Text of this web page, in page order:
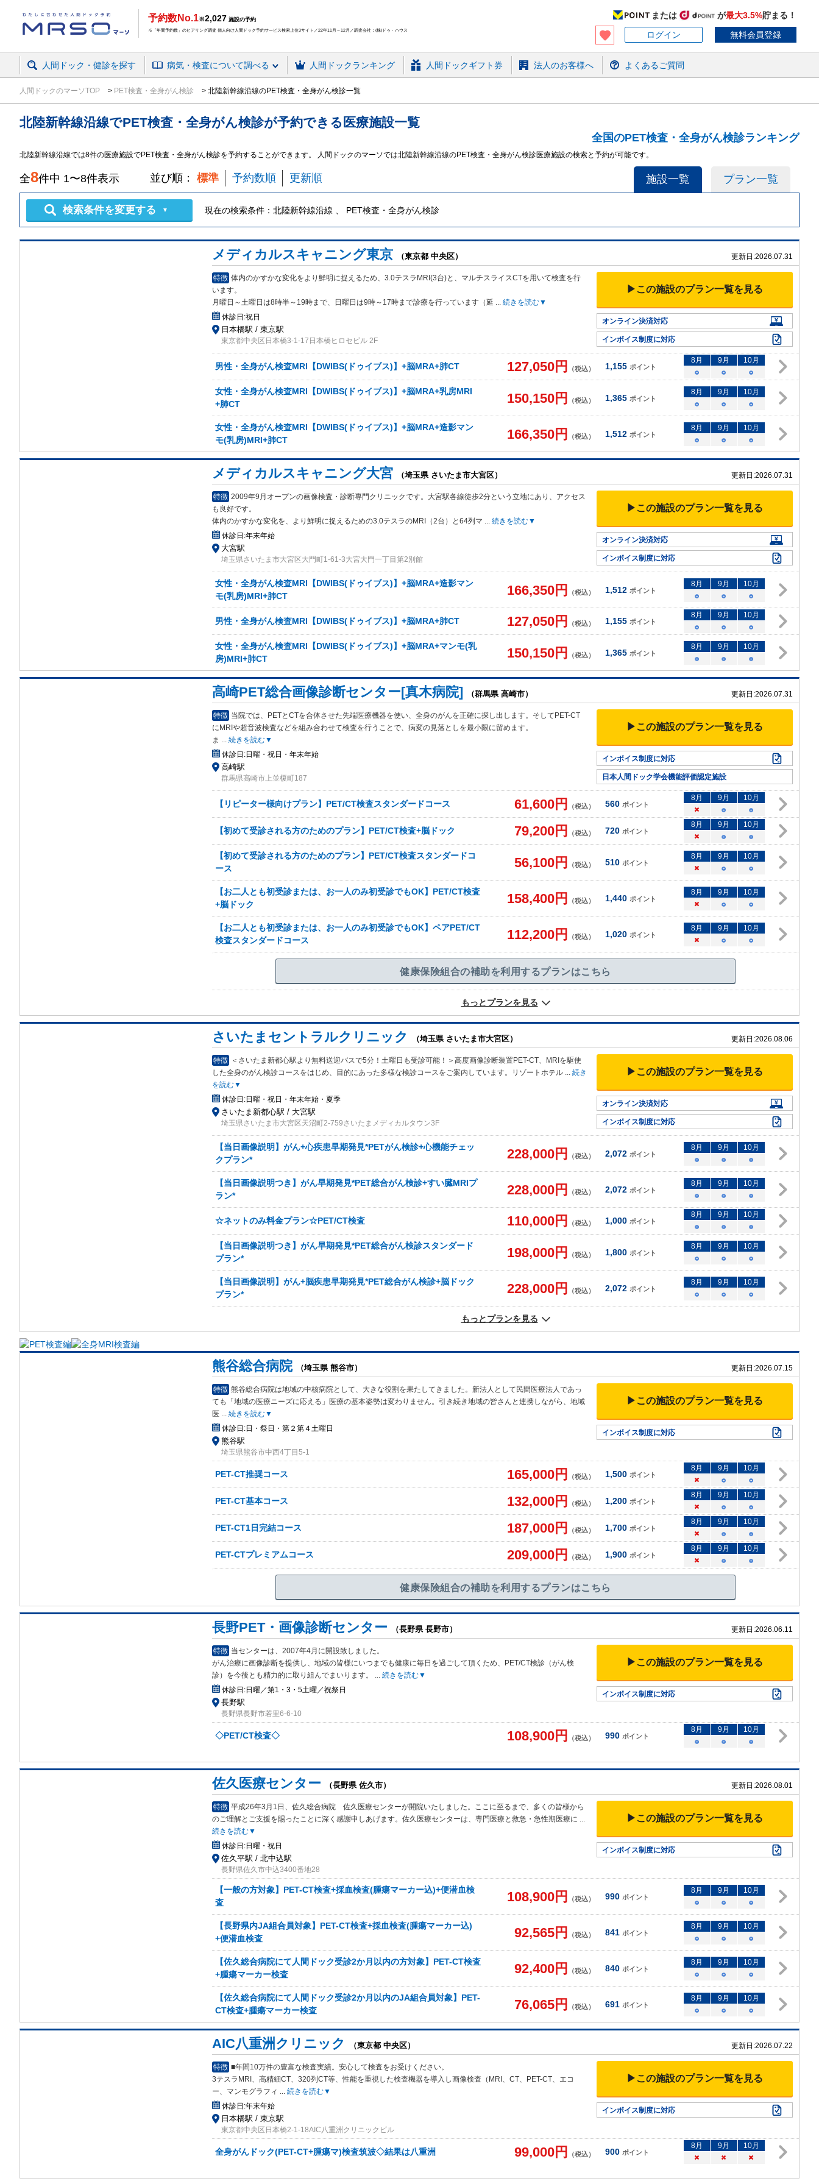
予約数No.1※2,027 施設の予約
※「年間予約数」のヒアリング調査 個人向け人間ドック予約サービス検索上位3サイト／22年11月～12月／調査会社：(株)ドゥ・ハウス
または が最大3.5%貯まる！
ログイン
無料会員登録
人間ドック・健診を探す 病気・検査について調べる 人間ドックランキング 人間ドックギフト券 法人のお客様へ よくあるご質問
人間ドックのマーソTOP PET検査・全身がん検診 北陸新幹線沿線のPET検査・全身がん検診一覧
北陸新幹線沿線でPET検査・全身がん検診が予約できる 医療施設一覧
全国のPET検査・全身がん検診ランキング
北陸新幹線沿線では8件の医療施設でPET検査・全身がん検診を予約することができます。 人間ドックのマーソでは北陸新幹線沿線のPET検査・全身がん検診医療施設の検索と予約が可能です。
施設一覧 プラン一覧
全8件中 1〜8件表示 並び順： 標準 予約数順 更新順
検索条件を変更する ▼ 現在の検索条件： 北陸新幹線沿線 、 PET検査・全身がん検診
メディカルスキャニング東京 （東京都 中央区） 更新日:2026.07.31
特徴 体内のかすかな変化をより鮮明に捉えるため、3.0テスラMRI(3台)と、マルチスライスCTを用いて検査を行
います。
月曜日～土曜日は8時半～19時まで、日曜日は9時～17時まで診療を行っています（延 ... 続きを読む▼
休診日:祝日
日本橋駅 / 東京駅
東京都中央区日本橋3-1-17日本橋ヒロセビル 2F
▶この施設のプラン一覧を見る
オンライン決済対応
インボイス制度に対応
男性・全身がん検査MRI【DWIBS(ドゥイブス)】+脳MRA+肺CT 127,050円 （税込） 1,155 ポイント
8月 9月 10月
○
○ ○
女性・全身がん検査MRI【DWIBS(ドゥイブス)】+脳MRA+乳房MRI
+肺CT
150,150円 （税込） 1,365 ポイント
8月 9月 10月
○
○ ○
女性・全身がん検査MRI【DWIBS(ドゥイブス)】+脳MRA+造影マン
モ(乳房)MRI+肺CT
166,350円 （税込） 1,512 ポイント
8月 9月 10月
○
○ ○
メディカルスキャニング大宮 （埼玉県 さいたま市大宮区） 更新日:2026.07.31
特徴 2009年9月オープンの画像検査・診断専門クリニックです。大宮駅各線徒歩2分という立地にあり、アクセス
も良好です。
体内のかすかな変化を、より鮮明に捉えるための3.0テスラのMRI（2台）と64列マ ... 続きを読む▼
休診日:年末年始
大宮駅
埼玉県さいたま市大宮区大門町1-61-3大宮大門一丁目第2別館
▶この施設のプラン一覧を見る
オンライン決済対応
インボイス制度に対応
女性・全身がん検査MRI【DWIBS(ドゥイブス)】+脳MRA+造影マン
モ(乳房)MRI+肺CT
166,350円 （税込） 1,512 ポイント
8月 9月 10月
○
○ ○
男性・全身がん検査MRI【DWIBS(ドゥイブス)】+脳MRA+肺CT 127,050円 （税込） 1,155 ポイント
8月 9月 10月
○
○ ○
女性・全身がん検査MRI【DWIBS(ドゥイブス)】+脳MRA+マンモ(乳
房)MRI+肺CT
150,150円 （税込） 1,365 ポイント
8月 9月 10月
○
○ ○
高崎PET総合画像診断センター[真木病院] （群馬県 高崎市） 更新日:2026.07.31
特徴 当院では、PETとCTを合体させた先端医療機器を使い、全身のがんを正確に探し出します。そしてPET-CT
にMRIや超音波検査などを組み合わせて検査を行うことで、病変の見落としを最小限に留めます。
ま ... 続きを読む▼
休診日:日曜・祝日・年末年始
高崎駅
群馬県高崎市上並榎町187
▶この施設のプラン一覧を見る
インボイス制度に対応
日本人間ドック学会機能評価認定施設
【リピーター様向けプラン】PET/CT検査スタンダードコース 61,600円 （税込） 560 ポイント
8月 9月 10月
×
○ ○
【初めて受診される方のためのプラン】PET/CT検査+脳ドック 79,200円 （税込） 720 ポイント
8月 9月 10月
×
○ ○
【初めて受診される方のためのプラン】PET/CT検査スタンダードコ
ース
56,100円 （税込） 510 ポイント
8月 9月 10月
×
○ ○
【お二人とも初受診または、お一人のみ初受診でもOK】PET/CT検査
+脳ドック
158,400円 （税込） 1,440 ポイント
8月 9月 10月
×
○ ○
【お二人とも初受診または、お一人のみ初受診でもOK】ペアPET/CT
検査スタンダードコース
112,200円 （税込） 1,020 ポイント
8月 9月 10月
×
○ ○
健康保険組合の補助を利用するプランはこちら
もっとプランを見る
さいたまセントラルクリニック （埼玉県 さいたま市大宮区） 更新日:2026.08.06
特徴 ＜さいたま新都心駅より無料送迎バスで5分！土曜日も受診可能！＞高度画像診断装置PET-CT、MRIを駆使
した全身のがん検診コースをはじめ、目的にあった多様な検診コースをご案内しています。リゾートホテル ... 続き
を読む▼
休診日:日曜・祝日・年末年始・夏季
さいたま新都心駅 / 大宮駅
埼玉県さいたま市大宮区天沼町2-759さいたまメディカルタウン3F
▶この施設のプラン一覧を見る
オンライン決済対応
インボイス制度に対応
【当日画像説明】がん+心疾患早期発見*PETがん検診+心機能チェッ
クプラン*
228,000円 （税込） 2,072 ポイント
8月 9月 10月
○
○ ○
【当日画像説明つき】がん早期発見*PET総合がん検診+すい臓MRIプ
ラン*
228,000円 （税込） 2,072 ポイント
8月 9月 10月
○
○ ○
☆ネットのみ料金プラン☆PET/CT検査 110,000円 （税込） 1,000 ポイント
8月 9月 10月
○
○ ○
【当日画像説明つき】がん早期発見*PET総合がん検診スタンダード
プラン*
198,000円 （税込） 1,800 ポイント
8月 9月 10月
○
○ ○
【当日画像説明】がん+脳疾患早期発見*PET総合がん検診+脳ドック
プラン*
228,000円 （税込） 2,072 ポイント
8月 9月 10月
○
○ ○
もっとプランを見る
熊谷総合病院 （埼玉県 熊谷市） 更新日:2026.07.15
特徴 熊谷総合病院は地域の中核病院として、大きな役割を果たしてきました。新法人として民間医療法人であっ
ても
「地域の医療ニーズに応える」医療の基本姿勢は変わりません。引き続き地域の皆さんと連携しながら、地域
医 ... 続きを読む▼
休診日:日・祭日・第２第４土曜日
熊谷駅
埼玉県熊谷市中西4丁目5-1
▶この施設のプラン一覧を見る
インボイス制度に対応
PET-CT推奨コース 165,000円 （税込） 1,500 ポイント
8月 9月 10月
×
○ ○
PET-CT基本コース 132,000円 （税込） 1,200 ポイント
8月 9月 10月
×
○ ○
PET-CT1日完結コース 187,000円 （税込） 1,700 ポイント
8月 9月 10月
×
○ ○
PET-CTプレミアムコース 209,000円 （税込） 1,900 ポイント
8月 9月 10月
×
○ ○
健康保険組合の補助を利用するプランはこちら
長野PET・画像診断センター （長野県 長野市） 更新日:2026.06.11
特徴 当センターは、2007年4月に開設致しました。
がん治療に画像診断を提供し、地域の皆様にいつまでも健康に毎日を過ごして頂くため、PET/CT検診（がん検
診）を今後とも精力的に取り組んでまいります。 ... 続きを読む▼
休診日:日曜／第1・3・5土曜／祝祭日
長野駅
長野県長野市若里6-6-10
▶この施設のプラン一覧を見る
インボイス制度に対応
◇PET/CT検査◇ 108,900円 （税込） 990 ポイント
8月 9月 10月
○
○ ○
佐久医療センター （長野県 佐久市） 更新日:2026.08.01
特徴 平成26年3月1日、佐久総合病院 佐久医療センターが開院いたしました。ここに至るまで、多くの皆様から
のご理解とご支援を賜ったことに深く感謝申しあげます。佐久医療センターは、専門医療と救急・急性期医療に ...
続きを読む▼
休診日:日曜・祝日
佐久平駅 / 北中込駅
長野県佐久市中込3400番地28
▶この施設のプラン一覧を見る
インボイス制度に対応
【一般の方対象】PET-CT検査+採血検査(腫瘍マーカー込)+便潜血検
査
108,900円 （税込） 990 ポイント
8月 9月 10月
○
○ ○
【長野県内JA組合員対象】PET-CT検査+採血検査(腫瘍マーカー込)
+便潜血検査
92,565円 （税込） 841 ポイント
8月 9月 10月
○
○ ○
【佐久総合病院にて人間ドック受診2か月以内の方対象】PET-CT検査
+腫瘍マーカー検査
92,400円 （税込） 840 ポイント
8月 9月 10月
○
○ ○
【佐久総合病院にて人間ドック受診2か月以内のJA組合員対象】PET-
CT検査+腫瘍マーカー検査
76,065円 （税込） 691 ポイント
8月 9月 10月
○
○ ○
AIC八重洲クリニック （東京都 中央区） 更新日:2026.07.22
特徴 ■年間10万件の豊富な検査実績。安心して検査をお受けください。
3テスラMRI、高精細CT、320列CT等、性能を重視した検査機器を導入し画像検査（MRI、CT、PET-CT、エコ
ー、マンモグラフィ ... 続きを読む▼
休診日:年末年始
日本橋駅 / 東京駅
東京都中央区日本橋2-1-18AIC八重洲クリニックビル
▶この施設のプラン一覧を見る
インボイス制度に対応
全身がんドック(PET-CT+腫瘍マ)検査筑波◇結果は八重洲 99,000円 （税込） 900 ポイント
8月 9月 10月
×
× ×